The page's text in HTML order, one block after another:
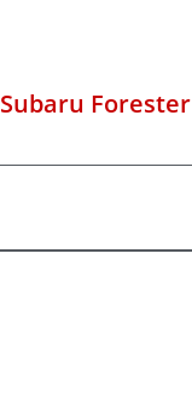
Subaru Forester